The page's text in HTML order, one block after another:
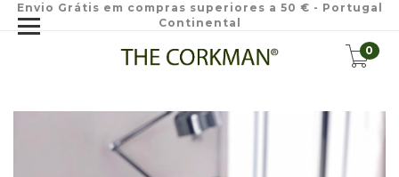
Envio Grátis em compras superiores a 50 € - Portugal
Continental
0